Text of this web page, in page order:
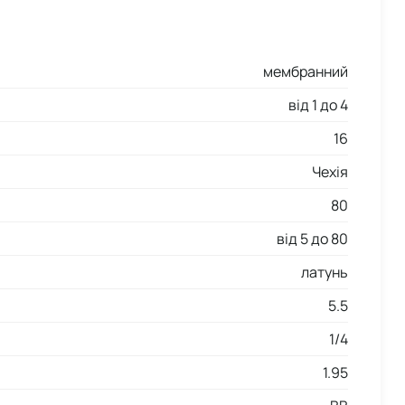
мембранний
від 1 до 4
16
Чехія
80
від 5 до 80
латунь
5.5
1/4
1.95